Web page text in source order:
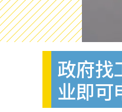
政府找
业即可